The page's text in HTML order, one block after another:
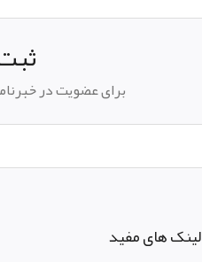
برای عضویت در
لینک های مفید